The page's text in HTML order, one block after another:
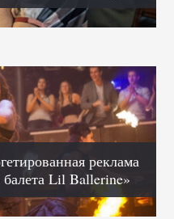
реклама
Lil Ballerine»